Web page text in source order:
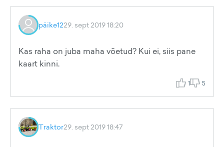
päike1229. sept 2019 18:20
Kas raha on juba maha võetud? Kui ei, siis pane
kaart kinni.
1 5
Traktor29. sept 2019 18:47